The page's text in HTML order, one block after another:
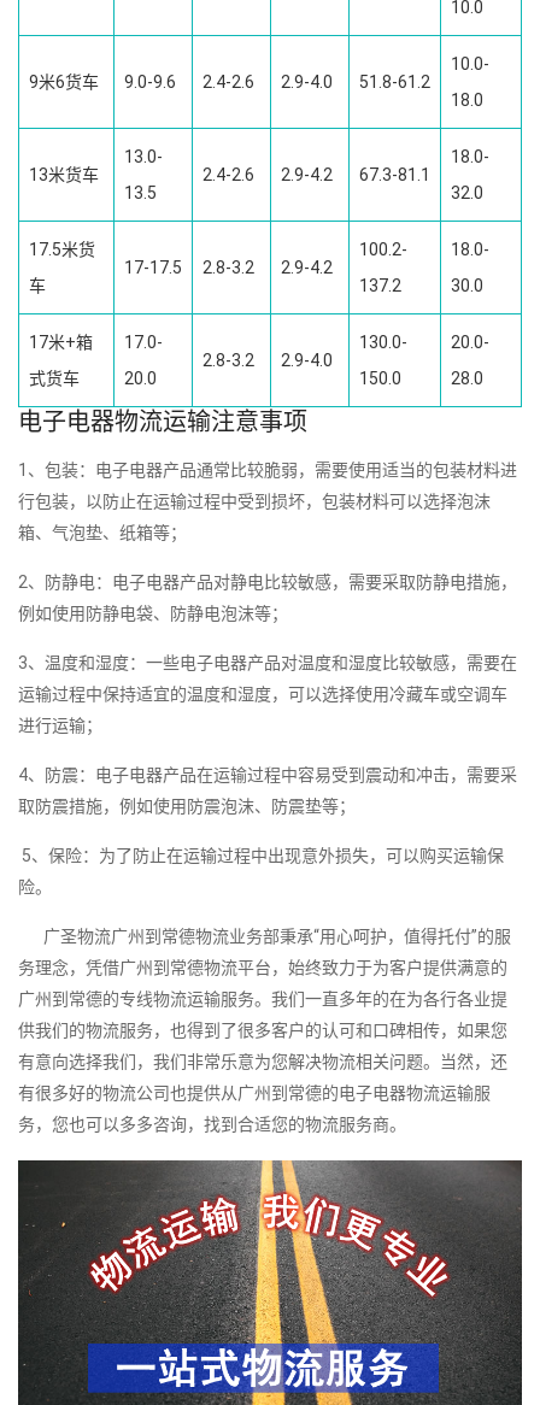
10.0
9米6货车 9.0-9.6 2.4-2.6 2.9-4.0 51.8-61.2
10.0-
18.0
13米货车
13.0-
13.5
2.4-2.6 2.9-4.2 67.3-81.1
18.0-
32.0
17.5米货
车
17-17.5 2.8-3.2 2.9-4.2
100.2-
137.2
18.0-
30.0
17米+箱
式货车
17.0-
20.0
2.8-3.2 2.9-4.0
130.0-
150.0
20.0-
28.0
电子电器物流运输注意事项
1、包装：电子电器产品通常比较脆弱，需要使用适当的包装材料进
行包装，以防止在运输过程中受到损坏，包装材料可以选择泡沫
箱、气泡垫、纸箱等；
2、防静电：电子电器产品对静电比较敏感，需要采取防静电措施，
例如使用防静电袋、防静电泡沫等；
3、温度和湿度：一些电子电器产品对温度和湿度比较敏感，需要在
运输过程中保持适宜的温度和湿度，可以选择使用冷藏车或空调车
进行运输；
4、防震：电子电器产品在运输过程中容易受到震动和冲击，需要采
取防震措施，例如使用防震泡沫、防震垫等；
5、保险：为了防止在运输过程中出现意外损失，可以购买运输保
险。
广圣物流广州到常德物流业务部秉承“用心呵护，值得托付”的服
务理念，凭借广州到常德物流平台，始终致力于为客户提供满意的
广州到常德的专线物流运输服务。我们一直多年的在为各行各业提
供我们的物流服务，也得到了很多客户的认可和口碑相传，如果您
有意向选择我们，我们非常乐意为您解决物流相关问题。当然，还
有很多好的物流公司也提供从广州到常德的电子电器物流运输服
务，您也可以多多咨询，找到合适您的物流服务商。